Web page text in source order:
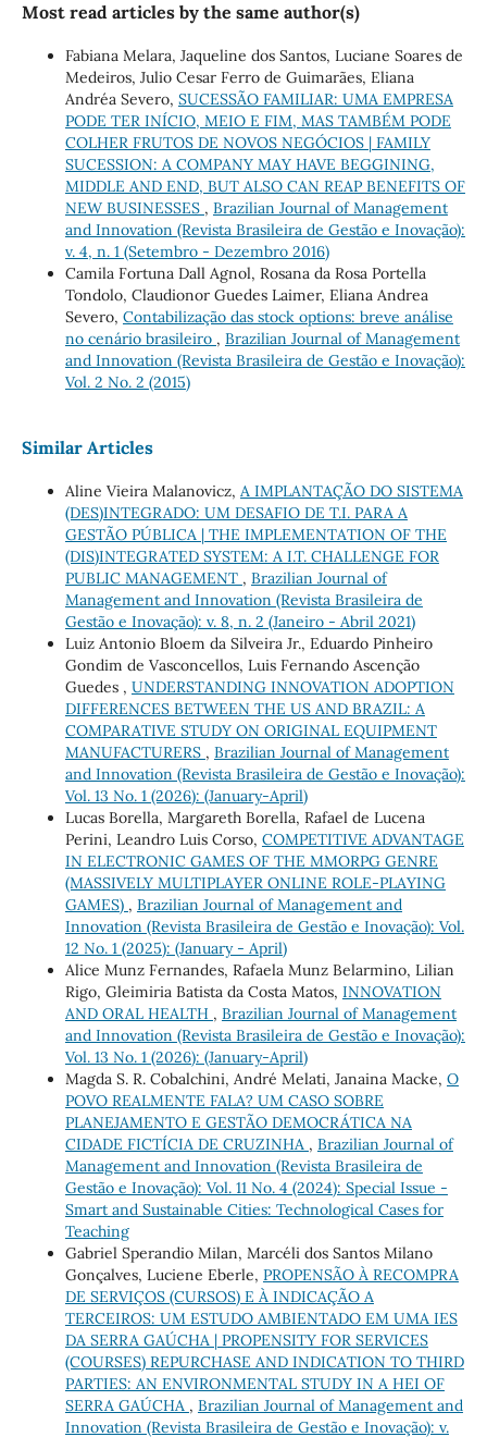
Most read articles by the same author(s)
Fabiana Melara, Jaqueline dos Santos, Luciane Soares de
Medeiros, Julio Cesar Ferro de Guimarães, Eliana
Andréa Severo, SUCESSÃO FAMILIAR: UMA EMPRESA
PODE TER INÍCIO, MEIO E FIM, MAS TAMBÉM PODE
COLHER FRUTOS DE NOVOS NEGÓCIOS | FAMILY
SUCESSION: A COMPANY MAY HAVE BEGGINING,
MIDDLE AND END, BUT ALSO CAN REAP BENEFITS OF
NEW BUSINESSES , Brazilian Journal of Management
and Innovation (Revista Brasileira de Gestão e Inovação):
v. 4, n. 1 (Setembro - Dezembro 2016)
Camila Fortuna Dall Agnol, Rosana da Rosa Portella
Tondolo, Claudionor Guedes Laimer, Eliana Andrea
Severo, Contabilização das stock options: breve análise
no cenário brasileiro , Brazilian Journal of Management
and Innovation (Revista Brasileira de Gestão e Inovação):
Vol. 2 No. 2 (2015)
Similar Articles
Aline Vieira Malanovicz, A IMPLANTAÇÃO DO SISTEMA
(DES)INTEGRADO: UM DESAFIO DE T.I. PARA A
GESTÃO PÚBLICA | THE IMPLEMENTATION OF THE
(DIS)INTEGRATED SYSTEM: A I.T. CHALLENGE FOR
PUBLIC MANAGEMENT , Brazilian Journal of
Management and Innovation (Revista Brasileira de
Gestão e Inovação): v. 8, n. 2 (Janeiro - Abril 2021)
Luiz Antonio Bloem da Silveira Jr., Eduardo Pinheiro
Gondim de Vasconcellos, Luis Fernando Ascenção
Guedes , UNDERSTANDING INNOVATION ADOPTION
DIFFERENCES BETWEEN THE US AND BRAZIL: A
COMPARATIVE STUDY ON ORIGINAL EQUIPMENT
MANUFACTURERS , Brazilian Journal of Management
and Innovation (Revista Brasileira de Gestão e Inovação):
Vol. 13 No. 1 (2026): (January-April)
Lucas Borella, Margareth Borella, Rafael de Lucena
Perini, Leandro Luis Corso, COMPETITIVE ADVANTAGE
IN ELECTRONIC GAMES OF THE MMORPG GENRE
(MASSIVELY MULTIPLAYER ONLINE ROLE-PLAYING
GAMES) , Brazilian Journal of Management and
Innovation (Revista Brasileira de Gestão e Inovação): Vol.
12 No. 1 (2025): (January - April)
Alice Munz Fernandes, Rafaela Munz Belarmino, Lilian
Rigo, Gleimiria Batista da Costa Matos, INNOVATION
AND ORAL HEALTH , Brazilian Journal of Management
and Innovation (Revista Brasileira de Gestão e Inovação):
Vol. 13 No. 1 (2026): (January-April)
Magda S. R. Cobalchini, André Melati, Janaina Macke, O
POVO REALMENTE FALA? UM CASO SOBRE
PLANEJAMENTO E GESTÃO DEMOCRÁTICA NA
CIDADE FICTÍCIA DE CRUZINHA , Brazilian Journal of
Management and Innovation (Revista Brasileira de
Gestão e Inovação): Vol. 11 No. 4 (2024): Special Issue -
Smart and Sustainable Cities: Technological Cases for
Teaching
Gabriel Sperandio Milan, Marcéli dos Santos Milano
Gonçalves, Luciene Eberle, PROPENSÃO À RECOMPRA
DE SERVIÇOS (CURSOS) E À INDICAÇÃO A
TERCEIROS: UM ESTUDO AMBIENTADO EM UMA IES
DA SERRA GAÚCHA | PROPENSITY FOR SERVICES
(COURSES) REPURCHASE AND INDICATION TO THIRD
PARTIES: AN ENVIRONMENTAL STUDY IN A HEI OF
SERRA GAÚCHA , Brazilian Journal of Management and
Innovation (Revista Brasileira de Gestão e Inovação): v.